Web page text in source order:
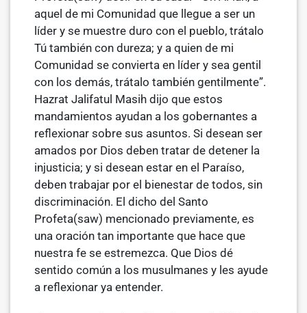
aquel de mi Comunidad que llegue a ser un
líder y se mues­tre duro con el pueblo, trátalo
Tú también con dureza; y a quien de mi
Comunidad se convierta en líder y sea gentil
con los demás, trátalo también gentilmente”.
Hazrat Jalifatul Masih dijo que estos
mandamientos ayudan a los gobernantes a
reflexionar sobre sus asuntos. Si desean ser
amados por Dios deben tratar de detener la
injusticia; y si desean estar en el Paraíso,
deben trabajar por el bienestar de todos, sin
discriminación. El dicho del Santo
Profeta(saw) mencionado previamente, es
una oración tan importante que hace que
nuestra fe se estremezca. Que Dios dé
sentido común a los musulmanes y les ayude
a reflexionar ya entender.